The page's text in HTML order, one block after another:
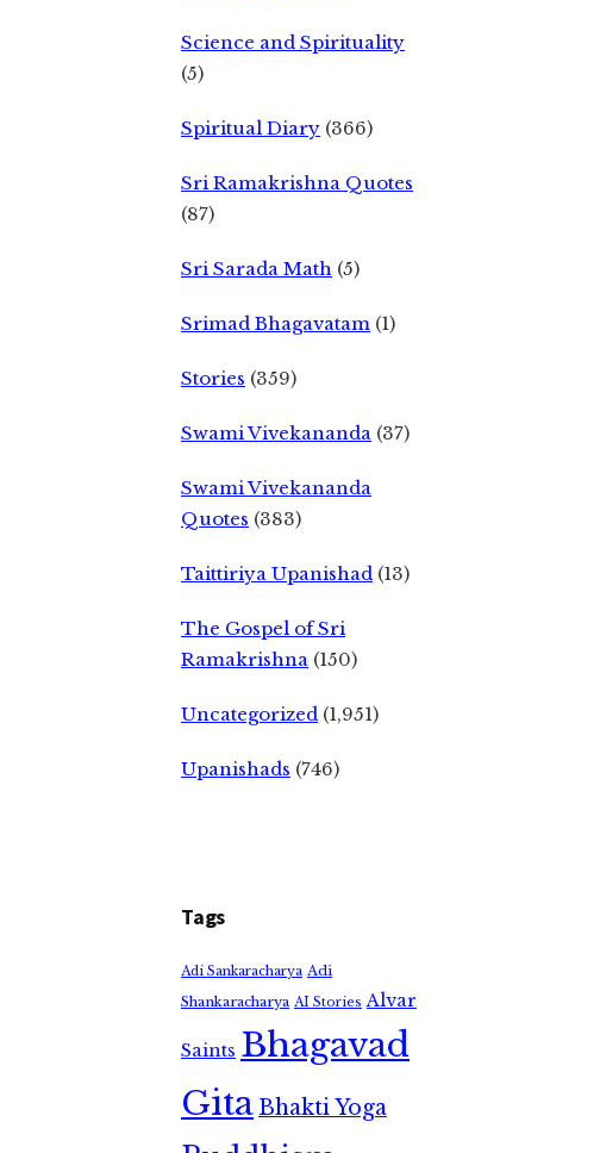
Science and Spirituality
(5)
Spiritual Diary (366)
Sri Ramakrishna Quotes
(87)
Sri Sarada Math (5)
Srimad Bhagavatam (1)
Stories (359)
Swami Vivekananda (37)
Swami Vivekananda
Quotes (383)
Taittiriya Upanishad (13)
The Gospel of Sri
Ramakrishna (150)
Uncategorized (1,951)
Upanishads (746)
Tags
Adi Sankaracharya Adi
Shankaracharya AI Stories Alvar
Saints Bhagavad
GitaBhakti Yoga